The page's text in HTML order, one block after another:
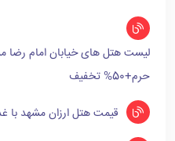
لیست هتل های خیابان امام رضا
حرم+50% تخفیف
قیمت هتل ارزان مشهد با